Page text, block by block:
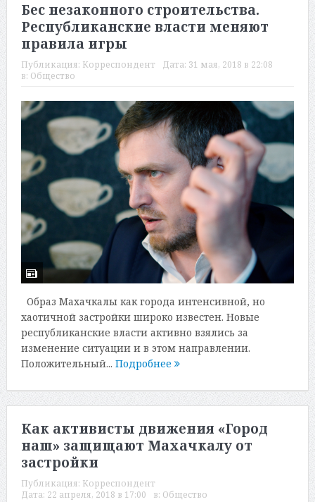
Бес незаконного строительства.
Республиканские власти меняют
правила игры
Публикация: Корреспондент Дата: 31 мая, 2018 в 22:08
в: Общество
Образ Махачкалы как города интенсивной, но
хаотичной застройки широко известен. Новые
республиканские власти активно взялись за
изменение ситуации и в этом направлении.
Положительный... Подробнее
Как активисты движения «Город
наш» защищают Махачкалу от
застройки
Публикация: Корреспондент
Дата: 22 апреля, 2018 в 17:00 в: Общество